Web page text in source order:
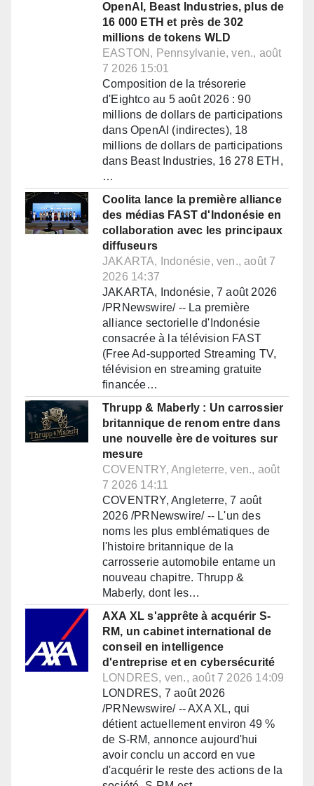
OpenAI, Beast Industries, plus de
16 000 ETH et près de 302
millions de tokens WLD
EASTON, Pennsylvanie, ven., août
7 2026 15:01
Composition de la trésorerie
d'Eightco au 5 août 2026 : 90
millions de dollars de participations
dans OpenAI (indirectes), 18
millions de dollars de participations
dans Beast Industries, 16 278 ETH,
…
Coolita lance la première alliance
des médias FAST d'Indonésie en
collaboration avec les principaux
diffuseurs
JAKARTA, Indonésie, ven., août 7
2026 14:37
JAKARTA, Indonésie, 7 août 2026
/PRNewswire/ -- La première
alliance sectorielle d'Indonésie
consacrée à la télévision FAST
(Free Ad-supported Streaming TV,
télévision en streaming gratuite
financée…
Thrupp & Maberly : Un carrossier
britannique de renom entre dans
une nouvelle ère de voitures sur
mesure
COVENTRY, Angleterre, ven., août
7 2026 14:11
COVENTRY, Angleterre, 7 août
2026 /PRNewswire/ -- L'un des
noms les plus emblématiques de
l'histoire britannique de la
carrosserie automobile entame un
nouveau chapitre. Thrupp &
Maberly, dont les…
AXA XL s'apprête à acquérir S-
RM, un cabinet international de
conseil en intelligence
d'entreprise et en cybersécurité
LONDRES, ven., août 7 2026 14:09
LONDRES, 7 août 2026
/PRNewswire/ -- AXA XL, qui
détient actuellement environ 49 %
de S-RM, annonce aujourd'hui
avoir conclu un accord en vue
d'acquérir le reste des actions de la